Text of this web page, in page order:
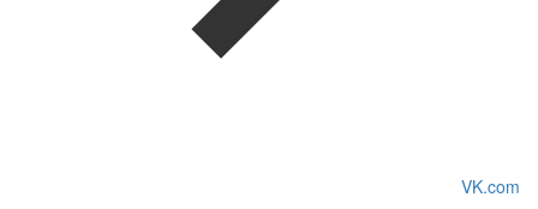
VK.com